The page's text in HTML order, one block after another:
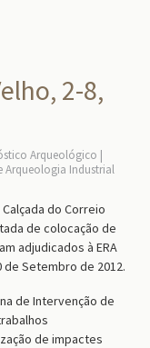
2-8,
Arqueológico
Arqueologia Industrial
do Correio
de colocação de
adjudicados à ERA
Setembro de 2012.
de Intervenção de
de impactes